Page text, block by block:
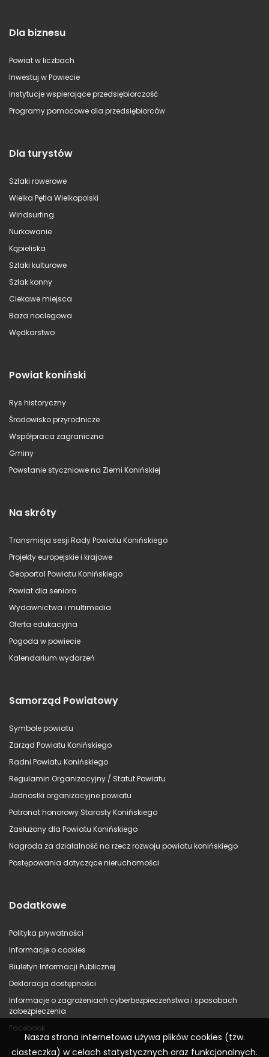
Dla biznesu
Powiat w liczbach
Inwestuj w Powiecie
Instytucje wspierające przedsiębiorczość
Programy pomocowe dla przedsiębiorców
Dla turystów
Szlaki rowerowe
Wielka Pętla Wielkopolski
Windsurfing
Nurkowanie
Kąpieliska
Szlaki kulturowe
Szlak konny
Ciekawe miejsca
Baza noclegowa
Wędkarstwo
Powiat koniński
Rys historyczny
Środowisko przyrodnicze
Współpraca zagraniczna
Gminy
Powstanie styczniowe na Ziemi Konińskiej
Na skróty
Transmisja sesji Rady Powiatu Konińskiego
Projekty europejskie i krajowe
Geoportal Powiatu Konińskiego
Powiat dla seniora
Wydawnictwa i multimedia
Oferta edukacyjna
Pogoda w powiecie
Kalendarium wydarzeń
Samorząd Powiatowy
Symbole powiatu
Zarząd Powiatu Konińskiego
Radni Powiatu Konińskiego
Regulamin Organizacyjny / Statut Powiatu
Jednostki organizacyjne powiatu
Patronat honorowy Starosty Konińskiego
Zasłużony dla Powiatu Konińskiego
Nagroda za działalność na rzecz rozwoju powiatu konińskiego
Postępowania dotyczące nieruchomości
Dodatkowe
Polityka prywatności
Informacje o cookies
Biuletyn Informacji Publicznej
Deklaracja dostępności
Informacje o zagrożeniach cyberbezpieczeństwa i sposobach
zabezpieczenia
Facebook
Nasza strona internetowa używa plików cookies (tzw.
ciasteczka) w celach statystycznych oraz funkcjonalnych.